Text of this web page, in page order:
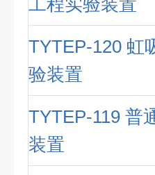
TYTEP-120 虹
验装置
TYTEP-119 普
装置